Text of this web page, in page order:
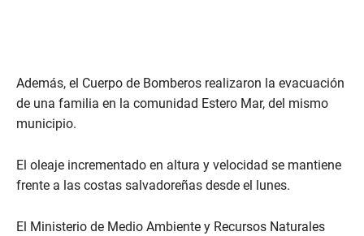
Además, el Cuerpo de Bomberos realizaron la evacuación
de una familia en la comunidad Estero Mar, del mismo
municipio.
El oleaje incrementado en altura y velocidad se mantiene
frente a las costas salvadoreñas desde el lunes.
El Ministerio de Medio Ambiente y Recursos Naturales